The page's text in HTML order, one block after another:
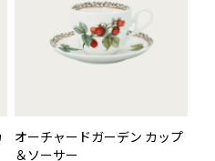
オーチャードガーデン カップ
＆ソーサー